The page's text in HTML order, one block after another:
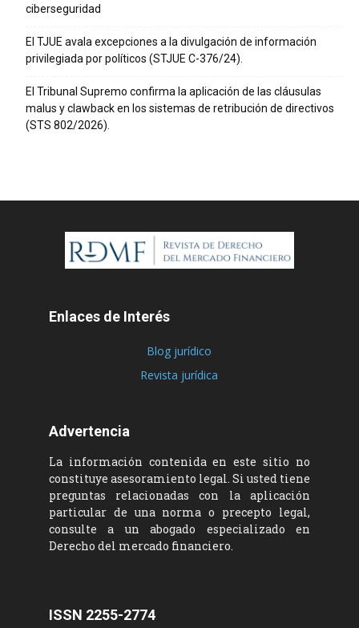
ciberseguridad
El TJUE avala excepciones a la divulgación de información
privilegiada por políticos (STJUE C-376/24).
El Tribunal Supremo confirma la aplicación de las cláusulas
malus y clawback en los sistemas de retribución de directivos
(STS 802/2026).
Enlaces de Interés
Blog jurídico
Revista jurídica
Advertencia
La información contenida en este sitio no
constituye asesoramiento legal. Si usted tiene
preguntas relacionadas con la aplicación
particular de una norma o precepto legal,
consulte a un abogado especializado en
Derecho del mercado financiero.
ISSN 2255-2774